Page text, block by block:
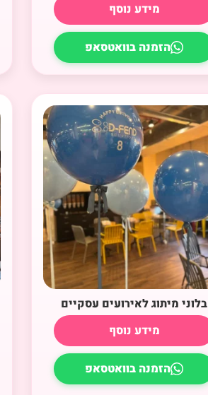
מידע נוסף
הזמנה בוואטסאפ
בלוני מיתוג לאירועים עסקיים
מידע נוסף
הזמנה בוואטסאפ